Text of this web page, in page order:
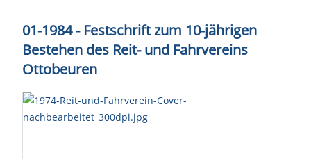
01-1984 - Festschrift zum 10-jährigen
Bestehen des Reit- und Fahrvereins
Ottobeuren